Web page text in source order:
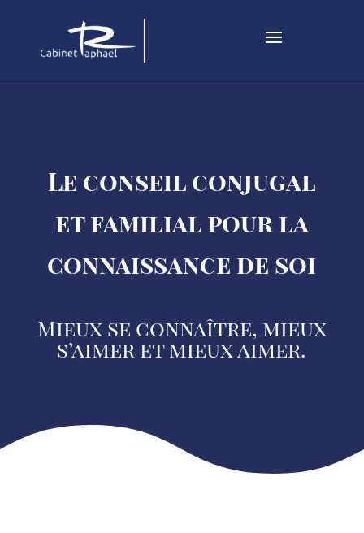
Le conseil conjugal
et familial pour la
connaissance de soi
Mieux se connaître, mieux
s’aimer et mieux aimer.